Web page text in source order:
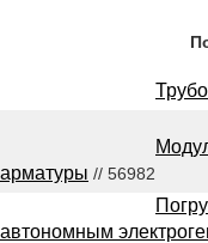
арматуры // 56982
автономным